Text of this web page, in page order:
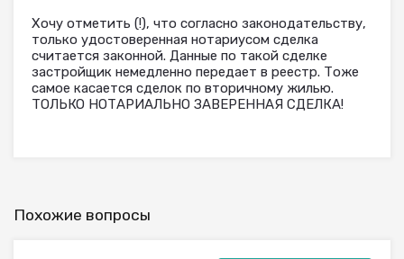
Хочу отметить (!), что согласно законодательству,
только удостоверенная нотариусом сделка
считается законной. Данные по такой сделке
застройщик немедленно передает в реестр. Тоже
самое касается сделок по вторичному жилью.
ТОЛЬКО НОТАРИАЛЬНО ЗАВЕРЕННАЯ СДЕЛКА!
Похожие вопросы